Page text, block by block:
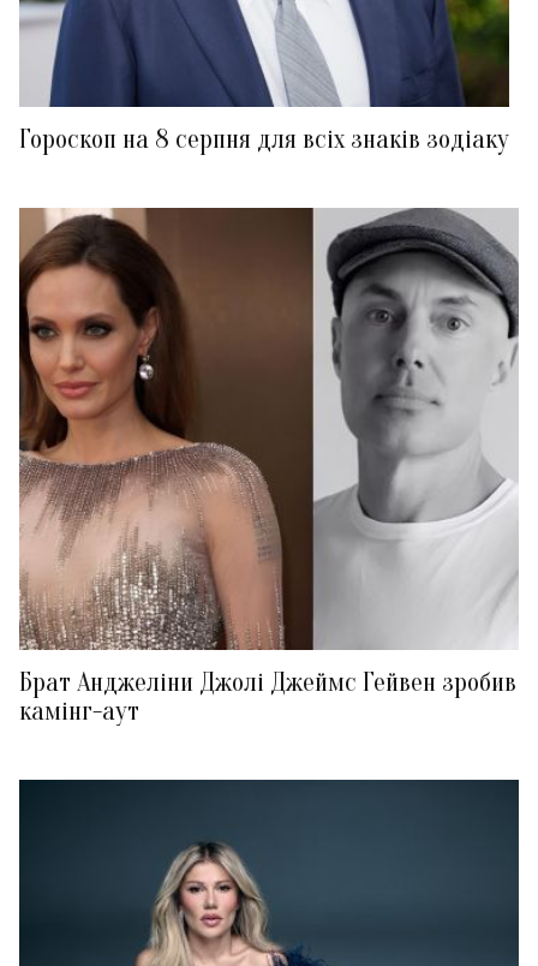
Гороскоп на 8 серпня для всіх знаків зодіаку
Брат Анджеліни Джолі Джеймс Гейвен зробив
камінг-аут